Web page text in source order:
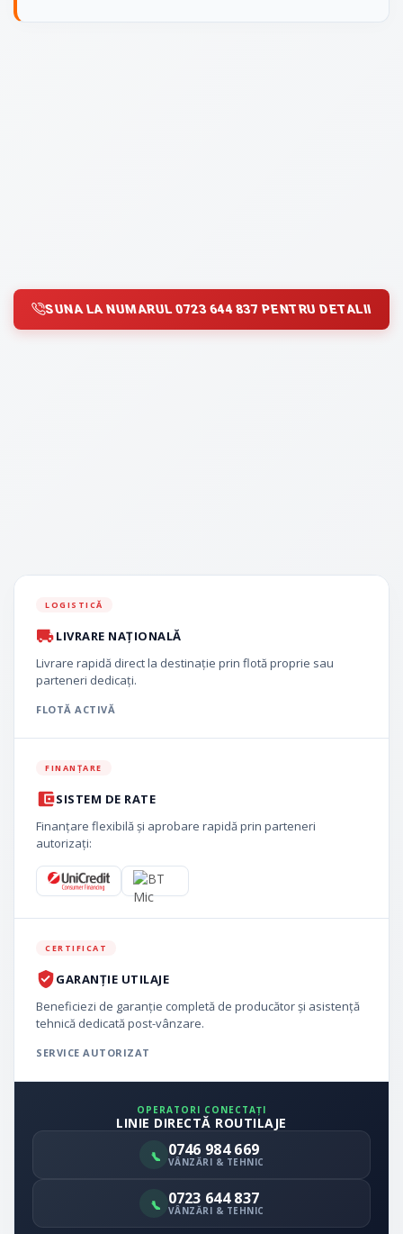
SUNA LA NUMARUL 0723 644 837 PENTRU DETALII
LOGISTICĂ
LIVRARE NAȚIONALĂ
Livrare rapidă direct la destinație prin flotă proprie sau
parteneri dedicați.
FLOTĂ ACTIVĂ
FINANȚARE
SISTEM DE RATE
Finanțare flexibilă și aprobare rapidă prin parteneri
autorizați:
CERTIFICAT
GARANȚIE UTILAJE
Beneficiezi de garanție completă de producător și asistență
tehnică dedicată post-vânzare.
SERVICE AUTORIZAT
OPERATORI CONECTAȚI
LINIE DIRECTĂ ROUTILAJE
0746 984 669
VÂNZĂRI & TEHNIC
0723 644 837
VÂNZĂRI & TEHNIC